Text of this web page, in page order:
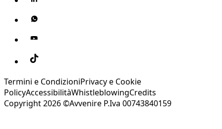
Termini e CondizioniPrivacy e Cookie
PolicyAccessibilitàWhistleblowingCredits
Copyright 2026 ©Avvenire P.Iva 00743840159